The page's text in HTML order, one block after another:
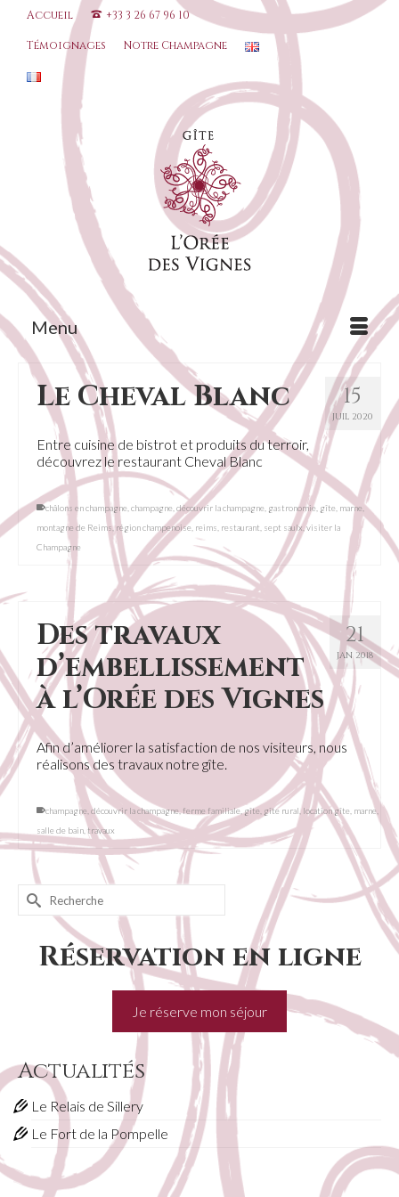
Accueil +33 3 26 67 96 10
Témoignages Notre Champagne
Menu
15
JUIL 2020
Le Cheval Blanc
Entre cuisine de bistrot et produits du terroir,
découvrez le restaurant Cheval Blanc
châlons en champagne champagne découvrir la champagne gastronomie gîte marne
montagne de Reims, région champenoise reims restaurant sept saulx,visiter la
Champagne
21
JAN 2018
Des travaux
d’embellissement
à l’Orée des Vignes
Afin d’améliorer la satisfaction de nos visiteurs, nous
réalisons des travaux notre gîte.
champagne découvrir la champagne, ferme familiale, gîte gîte rural,location gîte marne
salle de bain travaux
Rechercher :
Réservation en ligne
Je réserve mon séjour
Actualités
Le Relais de Sillery
Le Fort de la Pompelle